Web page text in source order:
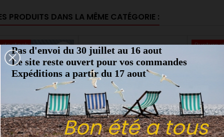
PRODUITS DANS LA MÊME CATÉGORIE :
de stock
favorite_border
Rupture
Bon été a tous
Pas d'envoi du 30 juillet au 16 aout
Le site reste ouvert pour vos commandes
Expéditions a partir du 17 aout